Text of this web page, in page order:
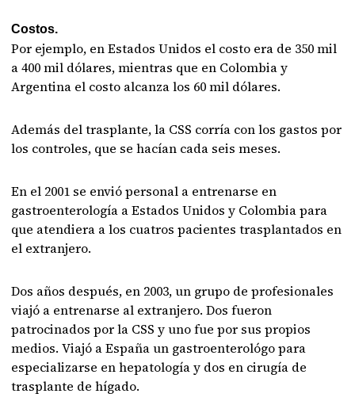
Costos.
Por ejemplo, en Estados Unidos el costo era de 350 mil
a 400 mil dólares, mientras que en Colombia y
Argentina el costo alcanza los 60 mil dólares.
Además del trasplante, la CSS corría con los gastos por
los controles, que se hacían cada seis meses.
En el 2001 se envió personal a entrenarse en
gastroenterología a Estados Unidos y Colombia para
que atendiera a los cuatros pacientes trasplantados en
el extranjero.
Dos años después, en 2003, un grupo de profesionales
viajó a entrenarse al extranjero. Dos fueron
patrocinados por la CSS y uno fue por sus propios
medios. Viajó a España un gastroenterológo para
especializarse en hepatología y dos en cirugía de
trasplante de hígado.